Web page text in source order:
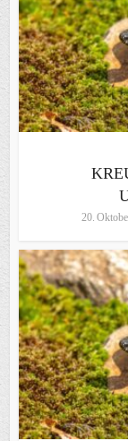
20.